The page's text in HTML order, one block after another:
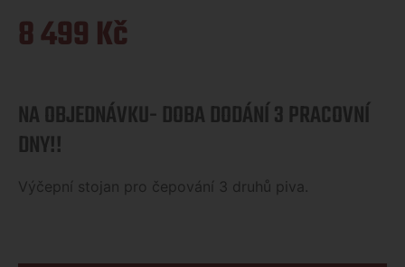
8 499Kč
NA OBJEDNÁVKU- DOBA DODÁNÍ 3 PRACOVNÍ
DNY!!
Výčepní stojan pro čepování 3 druhů piva.